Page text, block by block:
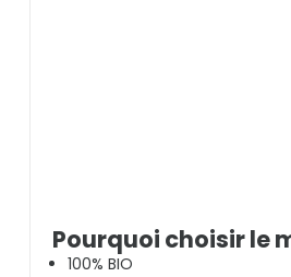
Pourquoi choisir le
100% BIO